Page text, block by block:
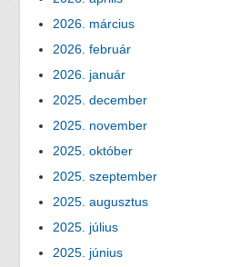
2026. március
2026. február
2026. január
2025. december
2025. november
2025. október
2025. szeptember
2025. augusztus
2025. július
2025. június